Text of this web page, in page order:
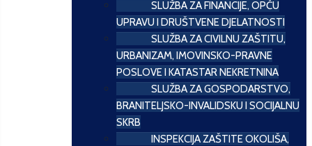
SLUŽBA ZA FINANCIJE, OPĆU
UPRAVU I DRUŠTVENE DJELATNOSTI
SLUŽBA ZA CIVILNU ZAŠTITU,
URBANIZAM, IMOVINSKO-PRAVNE
POSLOVE I KATASTAR NEKRETNINA
SLUŽBA ZA GOSPODARSTVO,
BRANITELJSKO-INVALIDSKU I SOCIJALNU
SKRB
INSPEKCIJA ZAŠTITE OKOLIŠA,